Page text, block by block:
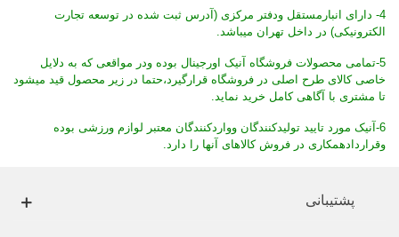
4- دارای انبارمستقل ودفتر مرکزی (آدرس ثبت شده در توسعه تجارت
الکترونیکی) در داخل تهران میباشد.
5-تمامی محصولات فروشگاه آنیک اورجینال بوده ودر مواقعی که به دلایل
خاصی کالای طرح اصلی در فروشگاه قرارگیرد،حتما در زیر محصول قید میشود
تا مشتری با آگاهی کامل خرید نماید.
6-آنیک مورد تایید تولیدکنندگان وواردکنندگان معتبر لوازم ورزشی بوده
وقراردادهمکاری در فروش کالاهای آنها را دارد.
پشتیبانی